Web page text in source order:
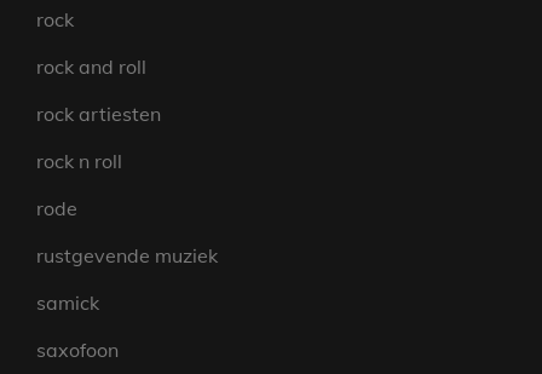
rock
rock and roll
rock artiesten
rock n roll
rode
rustgevende muziek
samick
saxofoon